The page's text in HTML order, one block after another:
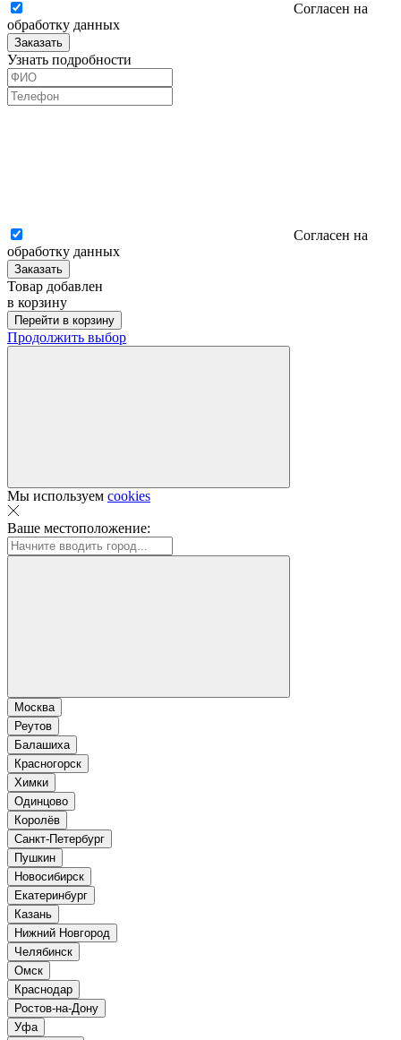
Согласен на
обработку данных
Заказать
Узнать подробности
Согласен на
обработку данных
Заказать
Товар добавлен
в корзину
Перейти в корзину
Продолжить выбор
Мы используем cookies
Ваше местоположение:
Москва
Реутов
Балашиха
Красногорск
Химки
Одинцово
Королёв
Санкт-Петербург
Пушкин
Новосибирск
Екатеринбург
Казань
Нижний Новгород
Челябинск
Омск
Краснодар
Ростов-на-Дону
Уфа